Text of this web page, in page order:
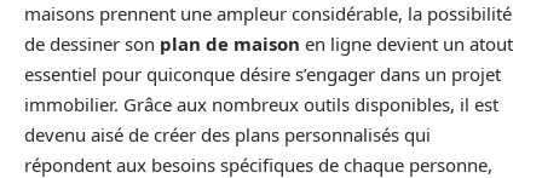
maisons prennent une ampleur considérable, la possibilité
de dessiner son plan de maison en ligne devient un atout
essentiel pour quiconque désire s’engager dans un projet
immobilier. Grâce aux nombreux outils disponibles, il est
devenu aisé de créer des plans personnalisés qui
répondent aux besoins spécifiques de chaque personne,